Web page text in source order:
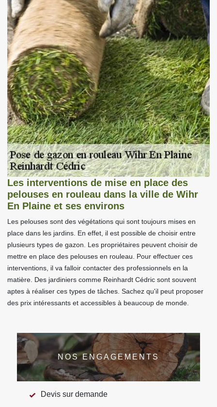
Les interventions de mise en place des
pelouses en rouleau dans la ville de Wihr
En Plaine et ses environs
Les pelouses sont des végétations qui sont toujours mises en
place dans les jardins. En effet, il est possible de choisir entre
plusieurs types de gazon. Les propriétaires peuvent choisir de
mettre en place des pelouses en rouleau. Pour effectuer ces
interventions, il va falloir contacter des professionnels en la
matière. Des jardiniers comme Reinhardt Cédric sont souvent
aptes à réaliser ces types de tâches. Sachez qu'il peut proposer
des prix intéressants et accessibles à beaucoup de monde.
NOS ENGAGEMENTS
Devis sur demande